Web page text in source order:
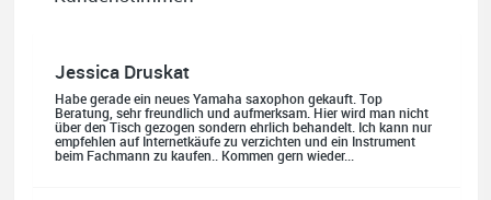
Habe gerade ein neues Yamaha saxophon gekauft. Top
Beratung, sehr freundlich und aufmerksam. Hier wird man nicht
über den Tisch gezogen sondern ehrlich behandelt. Ich kann nur
empfehlen auf Internetkäufe zu verzichten und ein Instrument
beim Fachmann zu kaufen.. Kommen gern wieder...